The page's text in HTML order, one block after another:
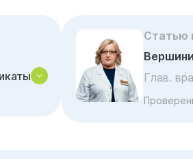
Статью
Глав.